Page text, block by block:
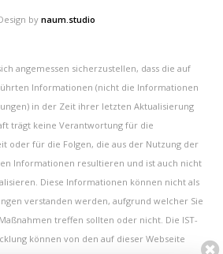
by naum.studio
angemessen sicherzustellen, dass die auf
Informationen (nicht die Informationen
in der Zeit ihrer letzten Aktualisierung
trägt keine Verantwortung für die
oder für die Folgen, die aus der Nutzung der
Informationen resultieren und ist auch nicht
Diese Informationen können nicht als
verstanden werden, aufgrund welcher Sie
treffen sollten oder nicht. Die IST-
können von den auf dieser Webseite